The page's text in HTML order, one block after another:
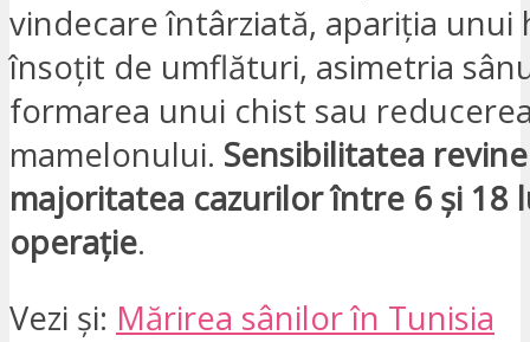
vindecare întârziată, apariția unui
însoțit de umflături, asimetria
formarea unui chist sau
mamelonului. Sensibilitatea
majoritatea cazurilor între 6 și 18
operație.
Vezi și: Mărirea sânilor în Tunisia